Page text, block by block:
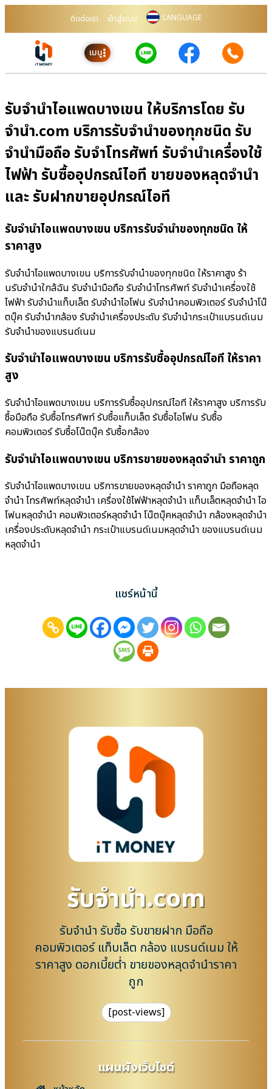
ติดต่อเรา เข้าสู่ระบบ LANGUAGE
เมนู
รับจำนำไอแพดบางเขน ให้บริการโดย รับ
จํานํา.com บริการรับจำนำของทุกชนิด รับ
จำนำมือถือ รับจำโทรศัพท์ รับจำนำเครื่องใช้
ไฟฟ้า รับซื้ออุปกรณ์ไอที ขายของหลุดจำนำ
และ รับฝากขายอุปกรณ์ไอที
รับจำนำไอแพดบางเขน บริการรับจำนำของทุกชนิด ให้
ราคาสูง
รับจำนำไอแพดบางเขน บริการรับจำนำของทุกชนิด ให้ราคาสูง ร้า
นรับจํานําใกล้ฉัน รับจำนำมือถือ รับจำนำโทรศัพท์ รับจำนำเครื่องใช้
ไฟฟ้า รับจำนำแท็บเล็ต รับจำนำไอโฟน รับจำนำคอมพิวเตอร์ รับจำนำโน๊
ตบุ๊ค รับจำนำกล้อง รับจำนำเครื่องประดับ รับจำนำกระเป๋าแบรนด์เนม
รับจำนำของแบรนด์เนม
รับจำนำไอแพดบางเขน บริการรับซื้ออุปกรณ์ไอที ให้ราคา
สูง
รับจำนำไอแพดบางเขน บริการรับซื้ออุปกรณ์ไอที ให้ราคาสูง บริการรับ
ซื้อมือถือ รับซื้อโทรศัพท์ รับซื้อแท็บเล็ต รับซื้อไอโฟน รับซื้อ
คอมพิวเตอร์ รับซื้อโน๊ตบุ๊ค รับซื้อกล้อง
รับจำนำไอแพดบางเขน บริการขายของหลุดจำนำ ราคาถูก
รับจำนำไอแพดบางเขน บริการขายของหลุดจำนำ ราคาถูก มือถือหลุด
จำนำ โทรศัพท์หลุดจำนำ เครื่องใช้ไฟฟ้าหลุดจำนำ แท็บเล็ตหลุดจำนำ ไอ
โฟนหลุดจำนำ คอมพิวเตอร์หลุดจำนำ โน๊ตบุ๊คหลุดจำนำ กล้องหลุดจำนำ
เครื่องประดับหลุดจำนำ กระเป๋าแบรนด์เนมหลุดจำนำ ของแบรนด์เนม
หลุดจำนำ
แชร์หน้านี้
รับจํานํา.com
รับจำนำ รับซื้อ รับขายฝาก มือถือ
คอมพิวเตอร์ แท็บเล็ต กล้อง แบรนด์เนม ให้
ราคาสูง ดอกเบี้ยต่ำ ขายของหลุดจำนำราคา
ถูก
[post-views]
แผนผังเว็บไซต์